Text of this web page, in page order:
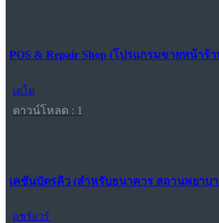
POS & Repair Shop (โปรแกรมขายหน้าร้
เดโม
ดาวน์โหลด : 1
เคชันบัตรคิว (สำหรับธนาคาร สถานพยาบ
แชร์แวร์